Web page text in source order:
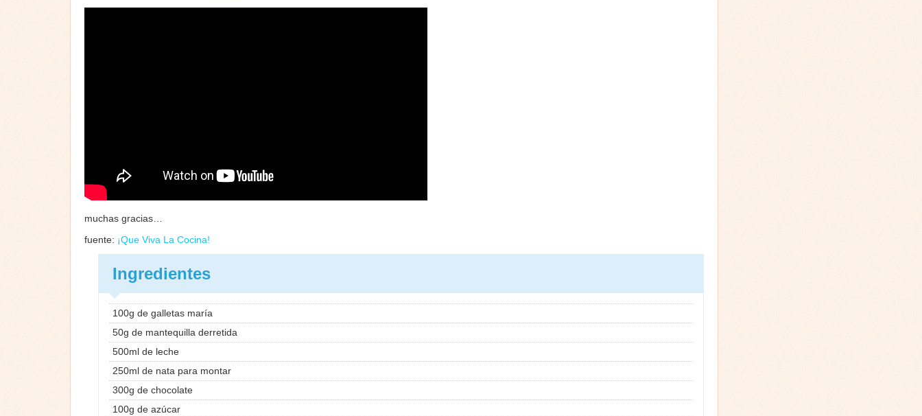
muchas gracias…
fuente: ¡Que Viva La Cocina!
Ingredientes
100g de galletas maría
50g de mantequilla derretida
500ml de leche
250ml de nata para montar
300g de chocolate
100g de azúcar